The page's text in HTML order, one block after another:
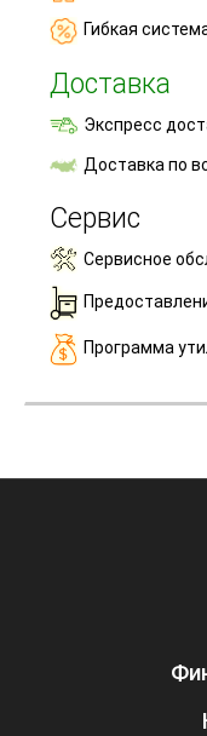
Гибкая
Доставка
Экспресс
Доставка по
Сервис
Сервисное
Программа